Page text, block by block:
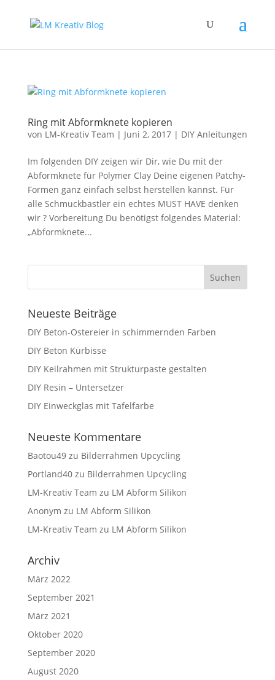
Ring mit Abformknete kopieren
von LM-Kreativ Team | Juni 2, 2017| DIY Anleitungen
Im folgenden DIY zeigen wir Dir, wie Du mit der
Abformknete für Polymer Clay Deine eigenen Patchy-
Formen ganz einfach selbst herstellen kannst. Für
alle Schmuckbastler ein echtes MUST HAVE denken
wir ? Vorbereitung Du benötigst folgendes Material:
„Abformknete...
Neueste Beiträge
DIY Beton-Ostereier in schimmernden Farben
DIY Beton Kürbisse
DIY Keilrahmen mit Strukturpaste gestalten
DIY Resin – Untersetzer
DIY Einweckglas mit Tafelfarbe
Neueste Kommentare
Baotou49zu Bilderrahmen Upcycling
Portland40zu Bilderrahmen Upcycling
LM-Kreativ Team zu LM Abform Silikon
Anonym zu LM Abform Silikon
LM-Kreativ Team zu LM Abform Silikon
Archiv
März 2022
September 2021
März 2021
Oktober 2020
September 2020
August 2020